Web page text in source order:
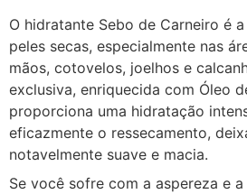
O hidratante Sebo de Carneiro é
peles secas, especialmente nas
mãos, cotovelos, joelhos e
exclusiva, enriquecida com Óleo
proporciona uma hidratação
eficazmente o ressecamento,
notavelmente suave e macia.
Se você sofre com a aspereza e a